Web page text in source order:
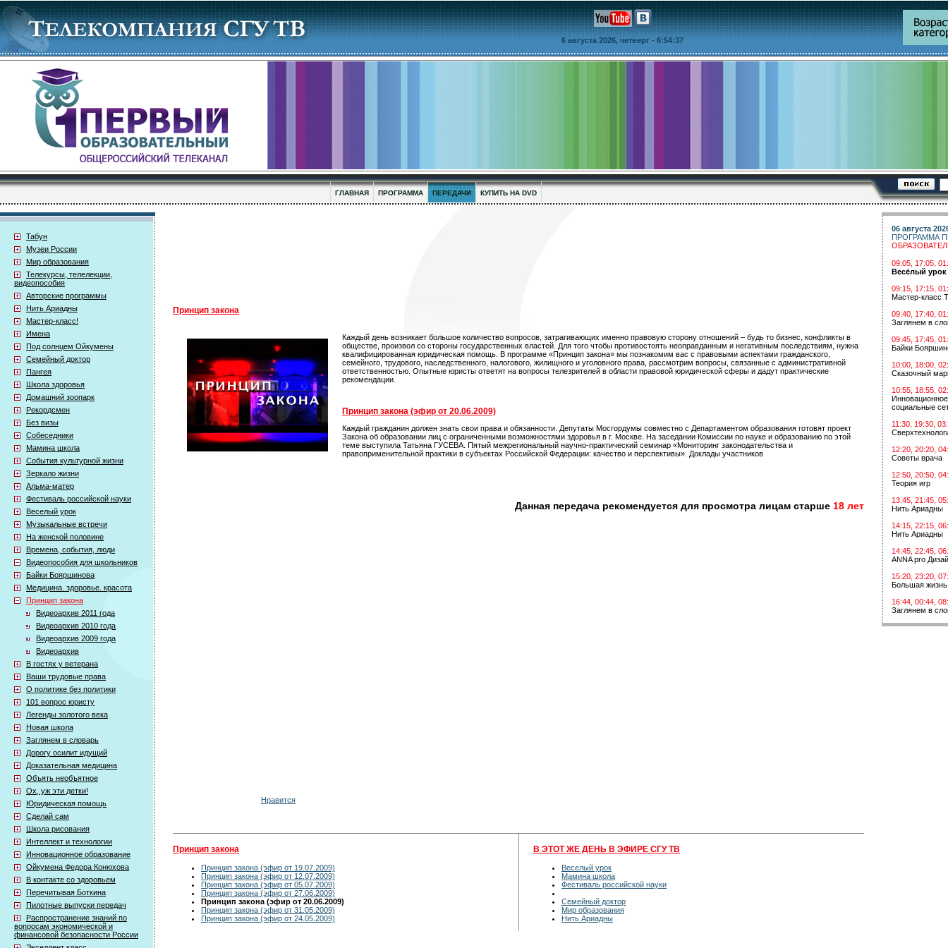
6 августа 2026, четверг - 6:54:37
ГЛАВНАЯ ПРОГРАММА ПЕРЕДАЧИ КУПИТЬ НА DVD
Табун
Музеи России
Мир образования
Телекурсы, телелекции,
видеопособия
Авторские программы
Нить Ариадны
Мастер-класс!
Имена
Под солнцем Ойкумены
Семейный доктор
Пангея
Школа здоровья
Домашний зоопарк
Рекордсмен
Без визы
Собеседники
Мамина школа
События культурной жизни
Зеркало жизни
Альма-матер
Фестиваль российской науки
Веселый урок
Музыкальные встречи
На женской половине
Времена, события, люди
Видеопособия для школьников
Байки Бояршинова
Медицина. здоровье. красота
Принцип закона
Видеоархив 2011 года
Видеоархив 2010 года
Видеоархив 2009 года
Видеоархив
В гостях у ветерана
Ваши трудовые права
О политике без политики
101 вопрос юристу
Легенды золотого века
Новая школа
Заглянем в словарь
Дорогу осилит идущий
Доказательная медицина
Объять необъятное
Ох, уж эти детки!
Юридическая помощь
Сделай сам
Школа рисования
Интеллект и технологии
Инновационное образование
Ойкумена Федора Конюхова
В контакте со здоровьем
Перечитывая Боткина
Пилотные выпуски передач
Распространение знаний по
вопросам экономической и
финансовой безопасности России
Принцип закона
Каждый день возникает большое количество вопросов, затрагивающих именно правовую сторону отношений – будь то бизнес, конфликты в
обществе, произвол со стороны государственных властей. Для того чтобы противостоять неоправданным и негативным последствиям, нужна
квалифицированная юридическая помощь. В программе «Принцип закона» мы познакомим вас с правовыми аспектами гражданского,
семейного, трудового, наследственного, налогового, жилищного и уголовного права, рассмотрим вопросы, связанные с административной
ответственностью. Опытные юристы ответят на вопросы телезрителей в области правовой юридической сферы и дадут практические
рекомендации.
Принцип закона (эфир от 20.06.2009)
Каждый гражданин должен знать свои права и обязанности. Депутаты Мосгордумы совместно с Департаментом образования готовят проект
Закона об образовании лиц с ограниченными возможностями здоровья в г. Москве. На заседании Комиссии по науке и образованию по этой
теме выступила Татьяна ГУСЕВА. Пятый межрегиональный научно-практический семинар «Мониторинг законодательства и
правоприменительной практики в субъектах Российской Федерации: качество и перспективы». Доклады участников
Данная передача рекомендуется для просмотра лицам старше 18 лет
Нравится
Принцип закона
Принцип закона (эфир от 19.07.2009)
Принцип закона (эфир от 12.07.2009)
Принцип закона (эфир от 05.07.2009)
Принцип закона (эфир от 27.06.2009)
Принцип закона (эфир от 20.06.2009)
Принцип закона (эфир от 31.05.2009)
Принцип закона (эфир от 24.05.2009)
В ЭТОТ ЖЕ ДЕНЬ В ЭФИРЕ СГУ ТВ
Веселый урок
Мамина школа
Фестиваль российской науки
Семейный доктор
Мир образования
Нить Ариадны
06 августа
ПРОГРАММА
09:05, 17:05,
Весёлый урок
09:15, 17:15,
Мастер-класс
09:40, 17:40,
Заглянем в
09:45, 17:45,
Байки
10:00, 18:00,
Сказочный
10:55, 18:55,
социальные
11:30, 19:30,
12:20, 20:20,
Советы врача
12:50, 20:50,
Теория игр
13:45, 21:45,
Нить Ариадны
14:15, 22:15,
Нить Ариадны
14:45, 22:45,
ANNA pro
15:20, 23:20,
Большая жизнь
16:44, 00:44,
Заглянем в